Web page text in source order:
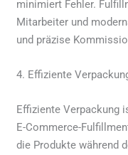
minimiert Fehler.
Mitarbeiter und
und präzise
4. Effiziente
Effiziente Verpackung
E-Commerce-
die Produkte während